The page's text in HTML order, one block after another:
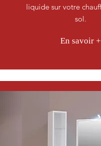
liquide sur votre
sol.
En savoir +